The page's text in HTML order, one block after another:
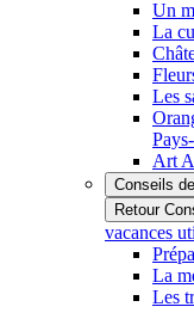
Un
La
Les
Art
Conseils
Retour
vacances
La
Les